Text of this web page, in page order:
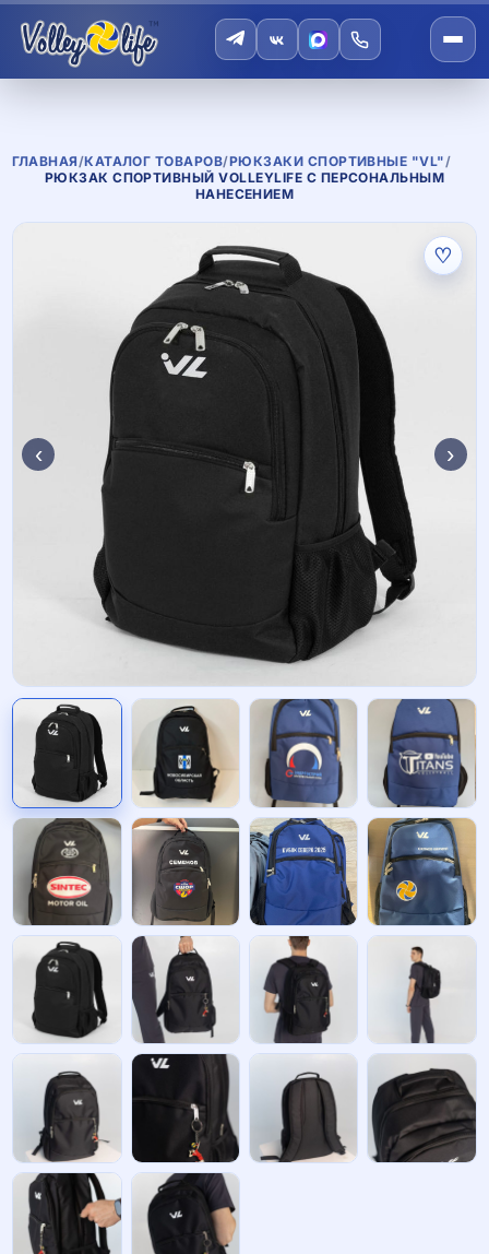
ГЛАВНАЯ/КАТАЛОГ ТОВАРОВ/РЮКЗАКИ СПОРТИВНЫЕ "VL"/
РЮКЗАК СПОРТИВНЫЙ VOLLEYLIFE С ПЕРСОНАЛЬНЫМ
НАНЕСЕНИЕМ
♡
‹ ›